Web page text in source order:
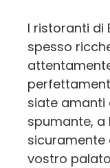
I ristoranti di
spesso
siate amanti
spumante, a
sicuramente
vostro